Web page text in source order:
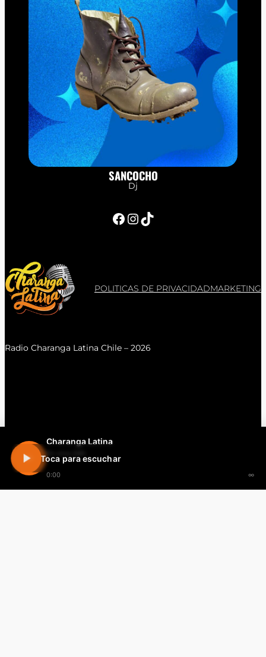
Charanga Latina
En vivo 24h
0:00 ∞
Toca para escuchar
SANCOCHO
Dj
Facebook InstagramTikTok
POLITICAS DE PRIVACIDADMARKETING
Radio Charanga Latina Chile – 2026